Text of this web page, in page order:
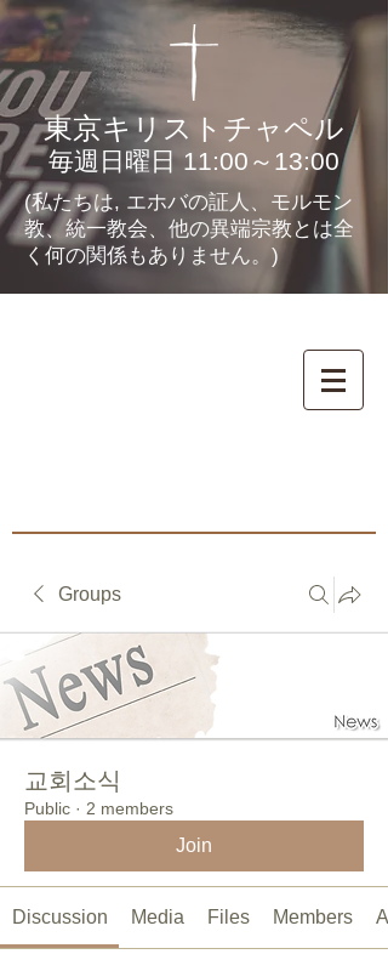
東京キリストチャペル
毎週日曜日 11:00～13:00
(私たちは, エホバの証人、モルモン
教、統一教会、他の異端宗教とは全
く何の関係もありません。)
Groups
교회소식
Public · 2 members
Join
Discussion Media Files Members